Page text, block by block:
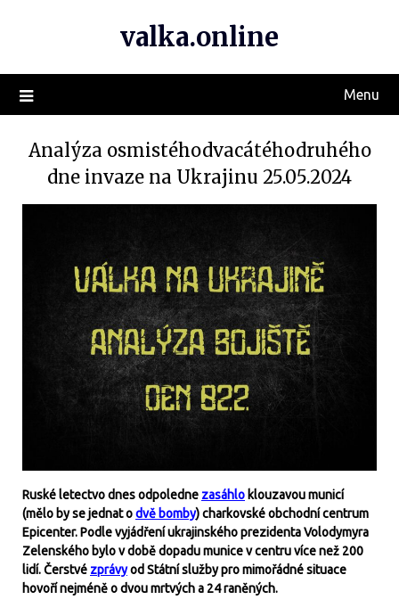
valka.online
Menu
Analýza osmistéhodvacátéhodruhého
dne invaze na Ukrajinu 25.05.2024
Ruské letectvo dnes odpoledne zasáhlo klouzavou municí
(mělo by se jednat odvě bomby) charkovské obchodní centrum
Epicenter. Podle vyjádření ukrajinského prezidenta Volodymyra
Zelenského bylo v době dopadu munice v centru více než 200
lidí. Čerstvé zprávyod Státní služby pro mimořádné situace
hovoří nejméně o dvou mrtvých a 24 raněných.